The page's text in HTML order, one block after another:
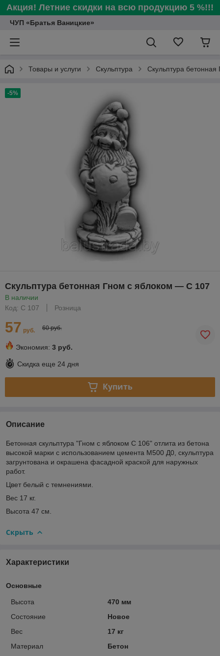
Акция! Летние скидки на всю продукцию 5 %!!!
ЧУП «Братья Ваницкие»
Товары и услуги Скульптура Скульптура
-5%
Скульптура бетонная Гном с яблоком — С 107
В наличии
Код: С 107
Розница
57 руб. 60 руб.
Экономия: 3 руб.
Скидка еще 24 дня
Купить
Описание
Бетонная скульптура "Гном с яблоком С 106" отлита из бетона
высокой марки с использованием цемента М500 Д0, скульптура
загрунтована и окрашена фасадной краской для наружных
работ.
Цвет белый с темнениями.
Вес 17 кг.
Высота 47 см.
Скрыть
Характеристики
Основные
Высота
470 мм
Состояние
Новое
Вес
17 кг
Материал
Бетон